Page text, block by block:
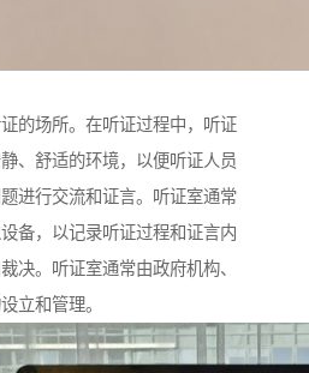
的场所。在听证过程中，听证
、舒适的环境，以便听证人员
进行交流和证言。听证室通常
备，以记录听证过程和证言内
决。听证室通常由政府机构、
立和管理。